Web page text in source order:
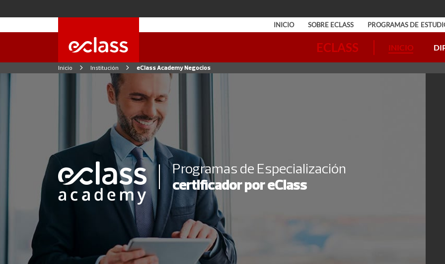
INICIO SOBRE ECLASS PROGRAMAS DE
eClass Academy
Programas de Negocios
eClass Academy
Cursos de Inglés
INICIO
Inicio Institución eClass Academy Negocios
Programas de Especialización
certificador por eClass